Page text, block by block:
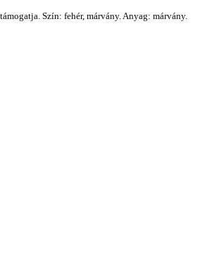
Szín: fehér, márvány. Anyag: márvány.